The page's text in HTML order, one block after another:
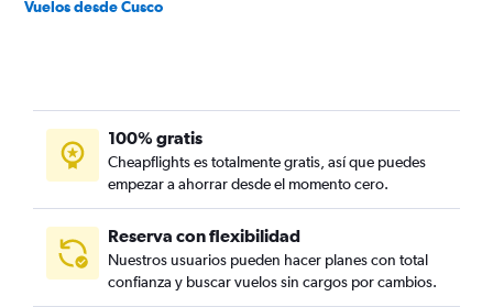
Vuelos desde Cusco
100% gratis
Cheapflights es totalmente gratis, así que puedes
empezar a ahorrar desde el momento cero.
Reserva con flexibilidad
Nuestros usuarios pueden hacer planes con total
confianza y buscar vuelos sin cargos por cambios.